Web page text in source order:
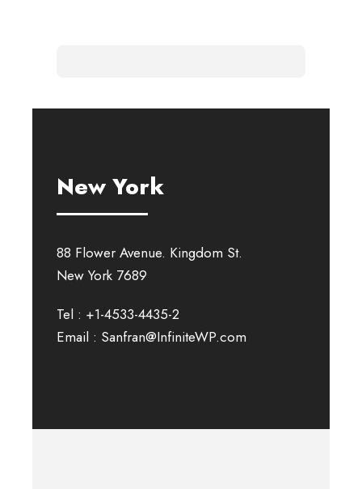
New York
88 Flower Avenue. Kingdom St.
New York 7689
Tel : +1-4533-4435-2
Email : Sanfran@InfiniteWP.com